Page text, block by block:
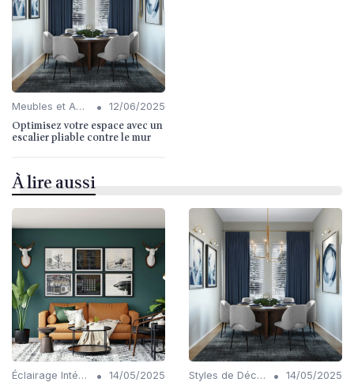
Meubles et Accessoires • 12/06/2025
Optimisez votre espace avec un
escalier pliable contre le mur
À lire aussi
Éclairage Intérieur • 14/05/2025 Styles de Décoration Intérieure • 14/05/2025